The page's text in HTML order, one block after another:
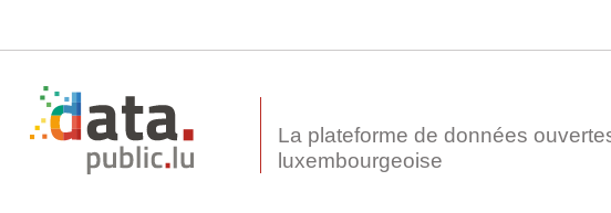
La plateforme de données